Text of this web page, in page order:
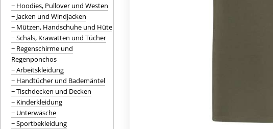
− Hoodies, Pullover und Westen
− Jacken und Windjacken
− Mützen, Handschuhe und Hüte
− Schals, Krawatten und Tücher
− Regenschirme und
Regenponchos
− Arbeitskleidung
− Handtücher und Bademäntel
− Tischdecken und Decken
− Kinderkleidung
− Unterwäsche
− Sportbekleidung